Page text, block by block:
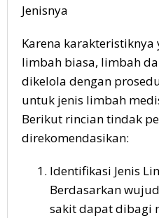
Jenisnya
Karena
limbah biasa, limbah
dikelola dengan
untuk jenis limbah
Berikut rincian tindak
direkomendasikan:
Identifikasi Jenis
Berdasarkan
sakit dapat dibagi